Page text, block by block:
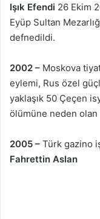
Işık Efendi 26 Ekim
Eyüp Sultan
defnedildi.
2002 – Moskova
eylemi, Rus özel
yaklaşık 50 Çeçen
ölümüne neden
2005 – Türk gazino
Fahrettin Aslan